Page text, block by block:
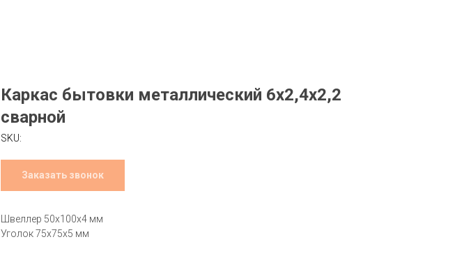
Каркас бытовки металлический 6х2,4х2,2
сварной
SKU:
Заказать звонок
Швеллер 50х100х4 мм
Уголок 75х75х5 мм